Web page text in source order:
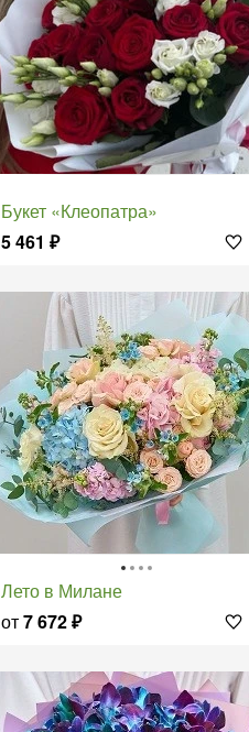
Букет «Клеопатра»
5 461 ₽
Лето в Милане
от7 672₽